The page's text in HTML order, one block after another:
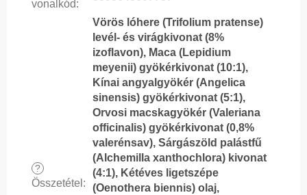
vonalkód:
?
Összetétel :
Vörös lóhere (Trifolium pratense)
levél- és virágkivonat (8%
izoflavon), Maca (Lepidium
meyenii) gyökérkivonat (10:1),
Kínai angyalgyökér (Angelica
sinensis) gyökérkivonat (5:1),
Orvosi macskagyökér (Valeriana
officinalis) gyökérkivonat (0,8%
valerénsav), Sárgászöld palástfű
(Alchemilla xanthochlora) kivonat
(4:1), Kétéves ligetszépe
(Oenothera biennis) olaj,